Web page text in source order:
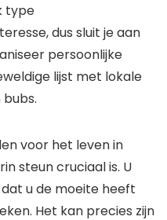
type
dus sluit je aan
persoonlijke
lijst met lokale
voor het leven in
steun cruciaal is. U
u de moeite heeft
Het kan precies zijn